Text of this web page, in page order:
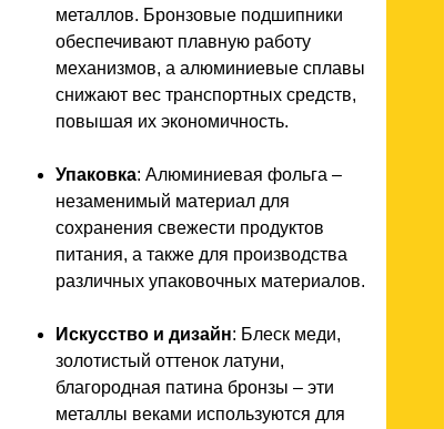
металлов. Бронзовые подшипники
обеспечивают плавную работу
механизмов, а алюминиевые сплавы
снижают вес транспортных средств,
повышая их экономичность.
Упаковка: Алюминиевая фольга –
незаменимый материал для
сохранения свежести продуктов
питания, а также для производства
различных упаковочных материалов.
Искусство и дизайн: Блеск меди,
золотистый оттенок латуни,
благородная патина бронзы – эти
металлы веками используются для